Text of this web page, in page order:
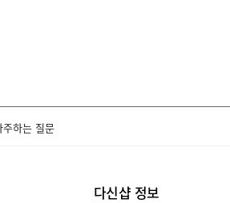
주하는 질문
다신샵 정보